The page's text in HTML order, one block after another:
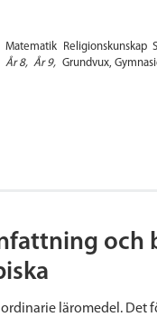
Matematik Religionskunskap
År 8 År 9 Grundvux
läromedel. Det